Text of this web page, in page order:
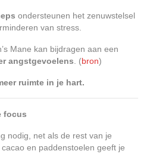
ondersteunen het zenuwstelsel
van stress.
Mane kan bijdragen aan een
angstgevoelens . (bron)
ruimte in je hart.
focus
nodig, net als de rest van je
en paddenstoelen geeft je